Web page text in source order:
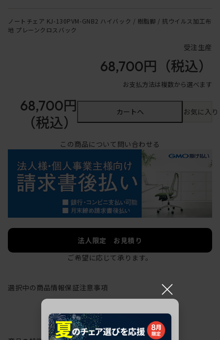
ノートチェア KJ-130PVM-GNB2 ハイバック / 樹脂脚 / 抗ウイルス加工布
地 プレーンクロスバック
受注生産
68,700円 （税込）
お支払方法は複数から選べます
68,700円
（税込）
カートへ お気に入
この商品について問い合わせる
法人限定 お見積り
ご希望に応じて承ります。
選択中の商品情報保証注意事項 ×